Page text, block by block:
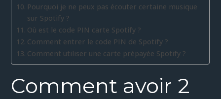
Pourquoi je ne peux pas écouter certaine musique
sur Spotify ?
Où est le code PIN carte Spotify ?
Comment entrer le code PIN de Spotify ?
Comment utiliser une carte prépayée Spotify ?
Comment avoir 2